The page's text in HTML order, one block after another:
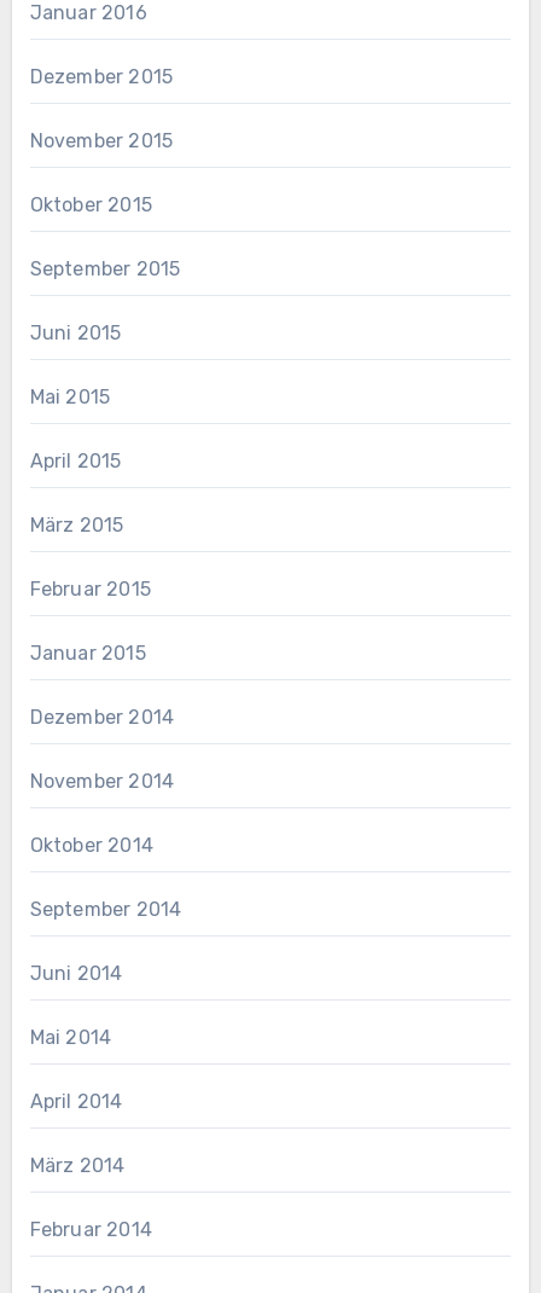
Januar 2016
Dezember 2015
November 2015
Oktober 2015
September 2015
Juni 2015
Mai 2015
April 2015
März 2015
Februar 2015
Januar 2015
Dezember 2014
November 2014
Oktober 2014
September 2014
Juni 2014
Mai 2014
April 2014
März 2014
Februar 2014